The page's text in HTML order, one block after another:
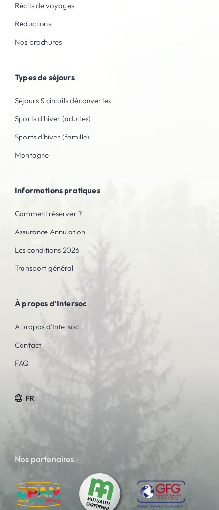
Récits de voyages
Réductions
Nos brochures
Types de séjours
Séjours & circuits découvertes
Sports d'hiver (adultes)
Sports d'hiver (famille)
Montagne
Informations pratiques
Comment réserver ?
Assurance Annulation
Les conditions 2026
Transport général
À propos d'Intersoc
A propos d'Intersoc
Contact
FAQ
FR
Nos partenaires